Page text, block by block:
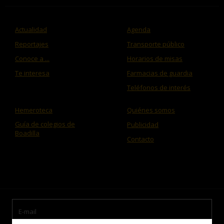
Actualidad
Reportajes
Conoce a ...
Te interesa
Agenda
Transporte público
Horarios de misas
Farmacias de guardia
Teléfonos de interés
Hemeroteca
Guía de colegios de
Boadilla
Quiénes somos
Publicidad
Contacto